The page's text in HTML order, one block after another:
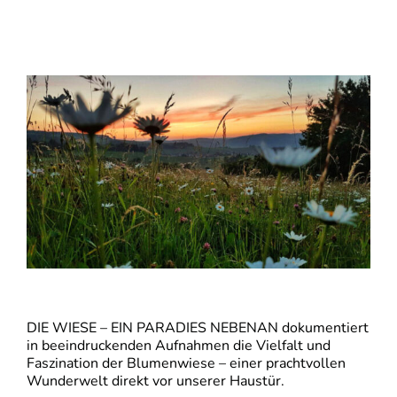
DIE WIESE – EIN PARADIES NEBENAN dokumentiert
in beeindruckenden Aufnahmen die Vielfalt und
Faszination der Blumenwiese – einer prachtvollen
Wunderwelt direkt vor unserer Haustür.